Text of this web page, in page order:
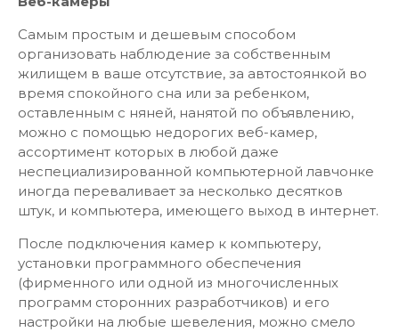
Самым простым и дешевым способом
организовать наблюдение за собственным
жилищем в ваше отсутствие, за автостоянкой во
время спокойного сна или за ребенком,
оставленным с няней, нанятой по объявлению,
можно с помощью недорогих веб-камер,
ассортимент которых в любой даже
неспециализированной компьютерной лавчонке
иногда переваливает за несколько десятков
штук, и компьютера, имеющего выход в интернет.
После подключения камер к компьютеру,
установки программного обеспечения
(фирменного или одной из многочисленных
программ сторонних разработчиков) и его
настройки на любые шевеления, можно смело